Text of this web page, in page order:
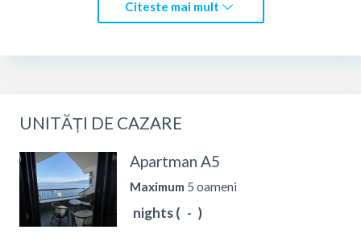
poștă, bancă, farmacie, clinică, loc de joacă pentru copii și
Citeste mai mult
UNITĂȚI DE CAZARE
Apartman A5
Maximum 5 oameni
nights ( - )